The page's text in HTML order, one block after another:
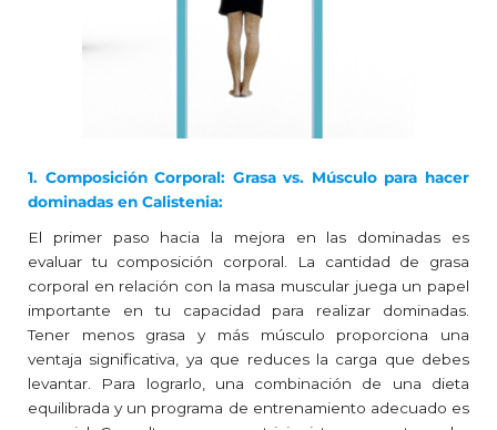
1. Composición Corporal: Grasa vs. Músculo para hacer
dominadas en Calistenia:
El primer paso hacia la mejora en las dominadas es
evaluar tu composición corporal. La cantidad de grasa
corporal en relación con la masa muscular juega un papel
importante en tu capacidad para realizar dominadas.
Tener menos grasa y más músculo proporciona una
ventaja significativa, ya que reduces la carga que debes
levantar. Para lograrlo, una combinación de una dieta
equilibrada y un programa de entrenamiento adecuado es